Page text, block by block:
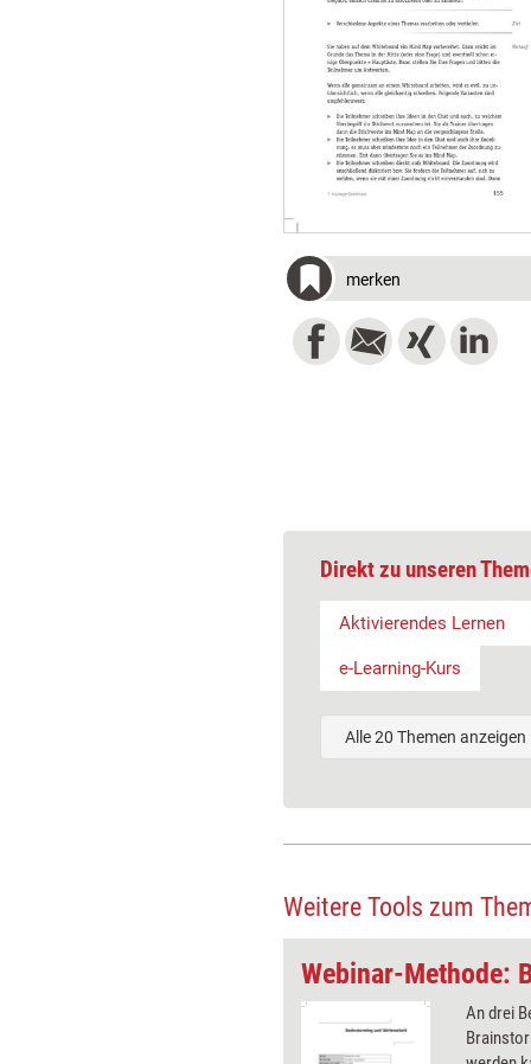
merken
Direkt zu unseren
Aktivierendes Lernen
e-Learning-Kurs
Alle 20 Themen anzeigen
Weitere Tools zum
An drei